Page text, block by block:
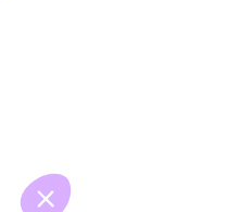
Vous pourrez reprendre